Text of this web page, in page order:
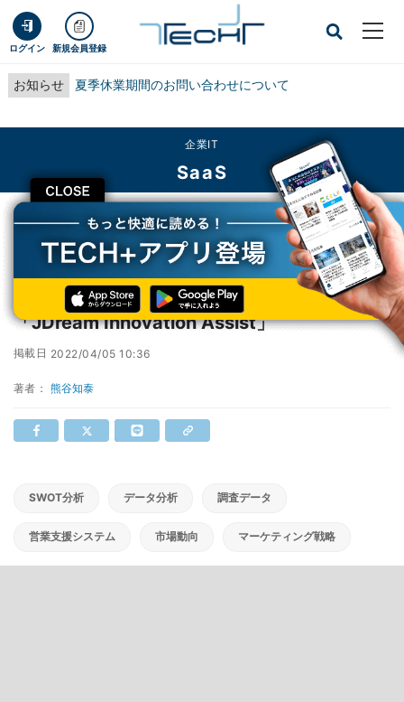
ログイン 新規会員登録
お知らせ 夏季休業期間のお問い合わせについて
CLOSE
企業IT
SaaS
TECH+ 企業IT
SaaS
論文・特許・新聞から技術動向や競合を分析「JDream Innovation Assist」
論文・特許・新聞から技術動向や競合を分析
「JDream Innovation Assist」
掲載日 2022/04/05 10:36
著者： 熊谷知泰
SWOT分析 データ分析 調査データ
営業支援システム 市場動向 マーケティング戦略